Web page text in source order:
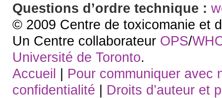
Questions d’ordre technique :
© 2009 Centre de toxicomanie et
Un Centre collaborateur OPS/
Université de Toronto.
Accueil | Pour communiquer avec
confidentialité | Droits d’auteur et